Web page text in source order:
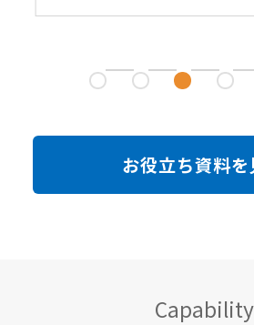
お役立ち資料を
Capability